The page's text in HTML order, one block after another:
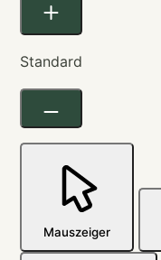
Standard
Mauszeiger